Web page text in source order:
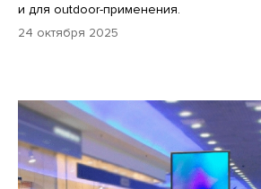
и для outdoor-применения.
24 октября 2025